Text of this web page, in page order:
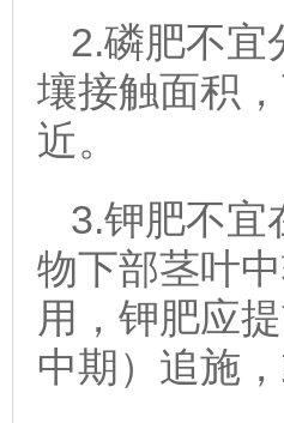
2.磷肥不宜
壤接触面积
近。
3.钾肥不宜
物下部茎叶
用，钾肥应
中期）追施